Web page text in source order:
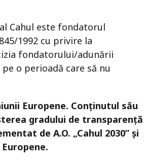
Cahul este fondatorul
1992 cu privire la
fondatorului/adunării
o perioadă care să nu
Europene. Conținutul său
gradului de transparență
de A.O. „Cahul 2030” și